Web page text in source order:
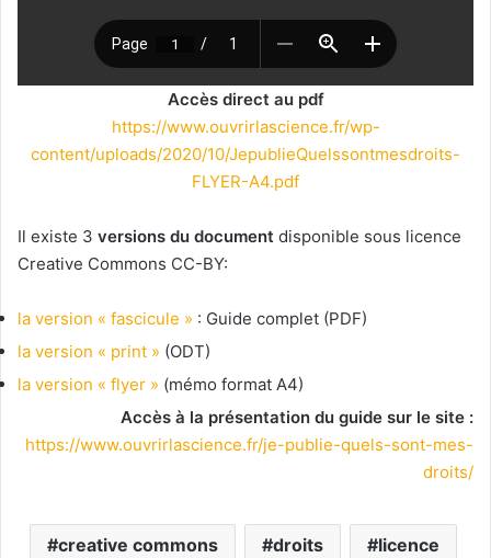
Accès direct au pdf
https://www.ouvrirlascience.fr/wp-
content/uploads/2020/10/JepublieQuelssontmesdroits-
FLYER-A4.pdf
Il existe 3 versions du document disponible sous licence
Creative Commons CC-BY:
la version « fascicule » : Guide complet (PDF)
la version « print » (ODT)
la version « flyer » (mémo format A4)
Accès à la présentation du guide sur le site :
https://www.ouvrirlascience.fr/je-publie-quels-sont-mes-
droits/
creative commons droits licence